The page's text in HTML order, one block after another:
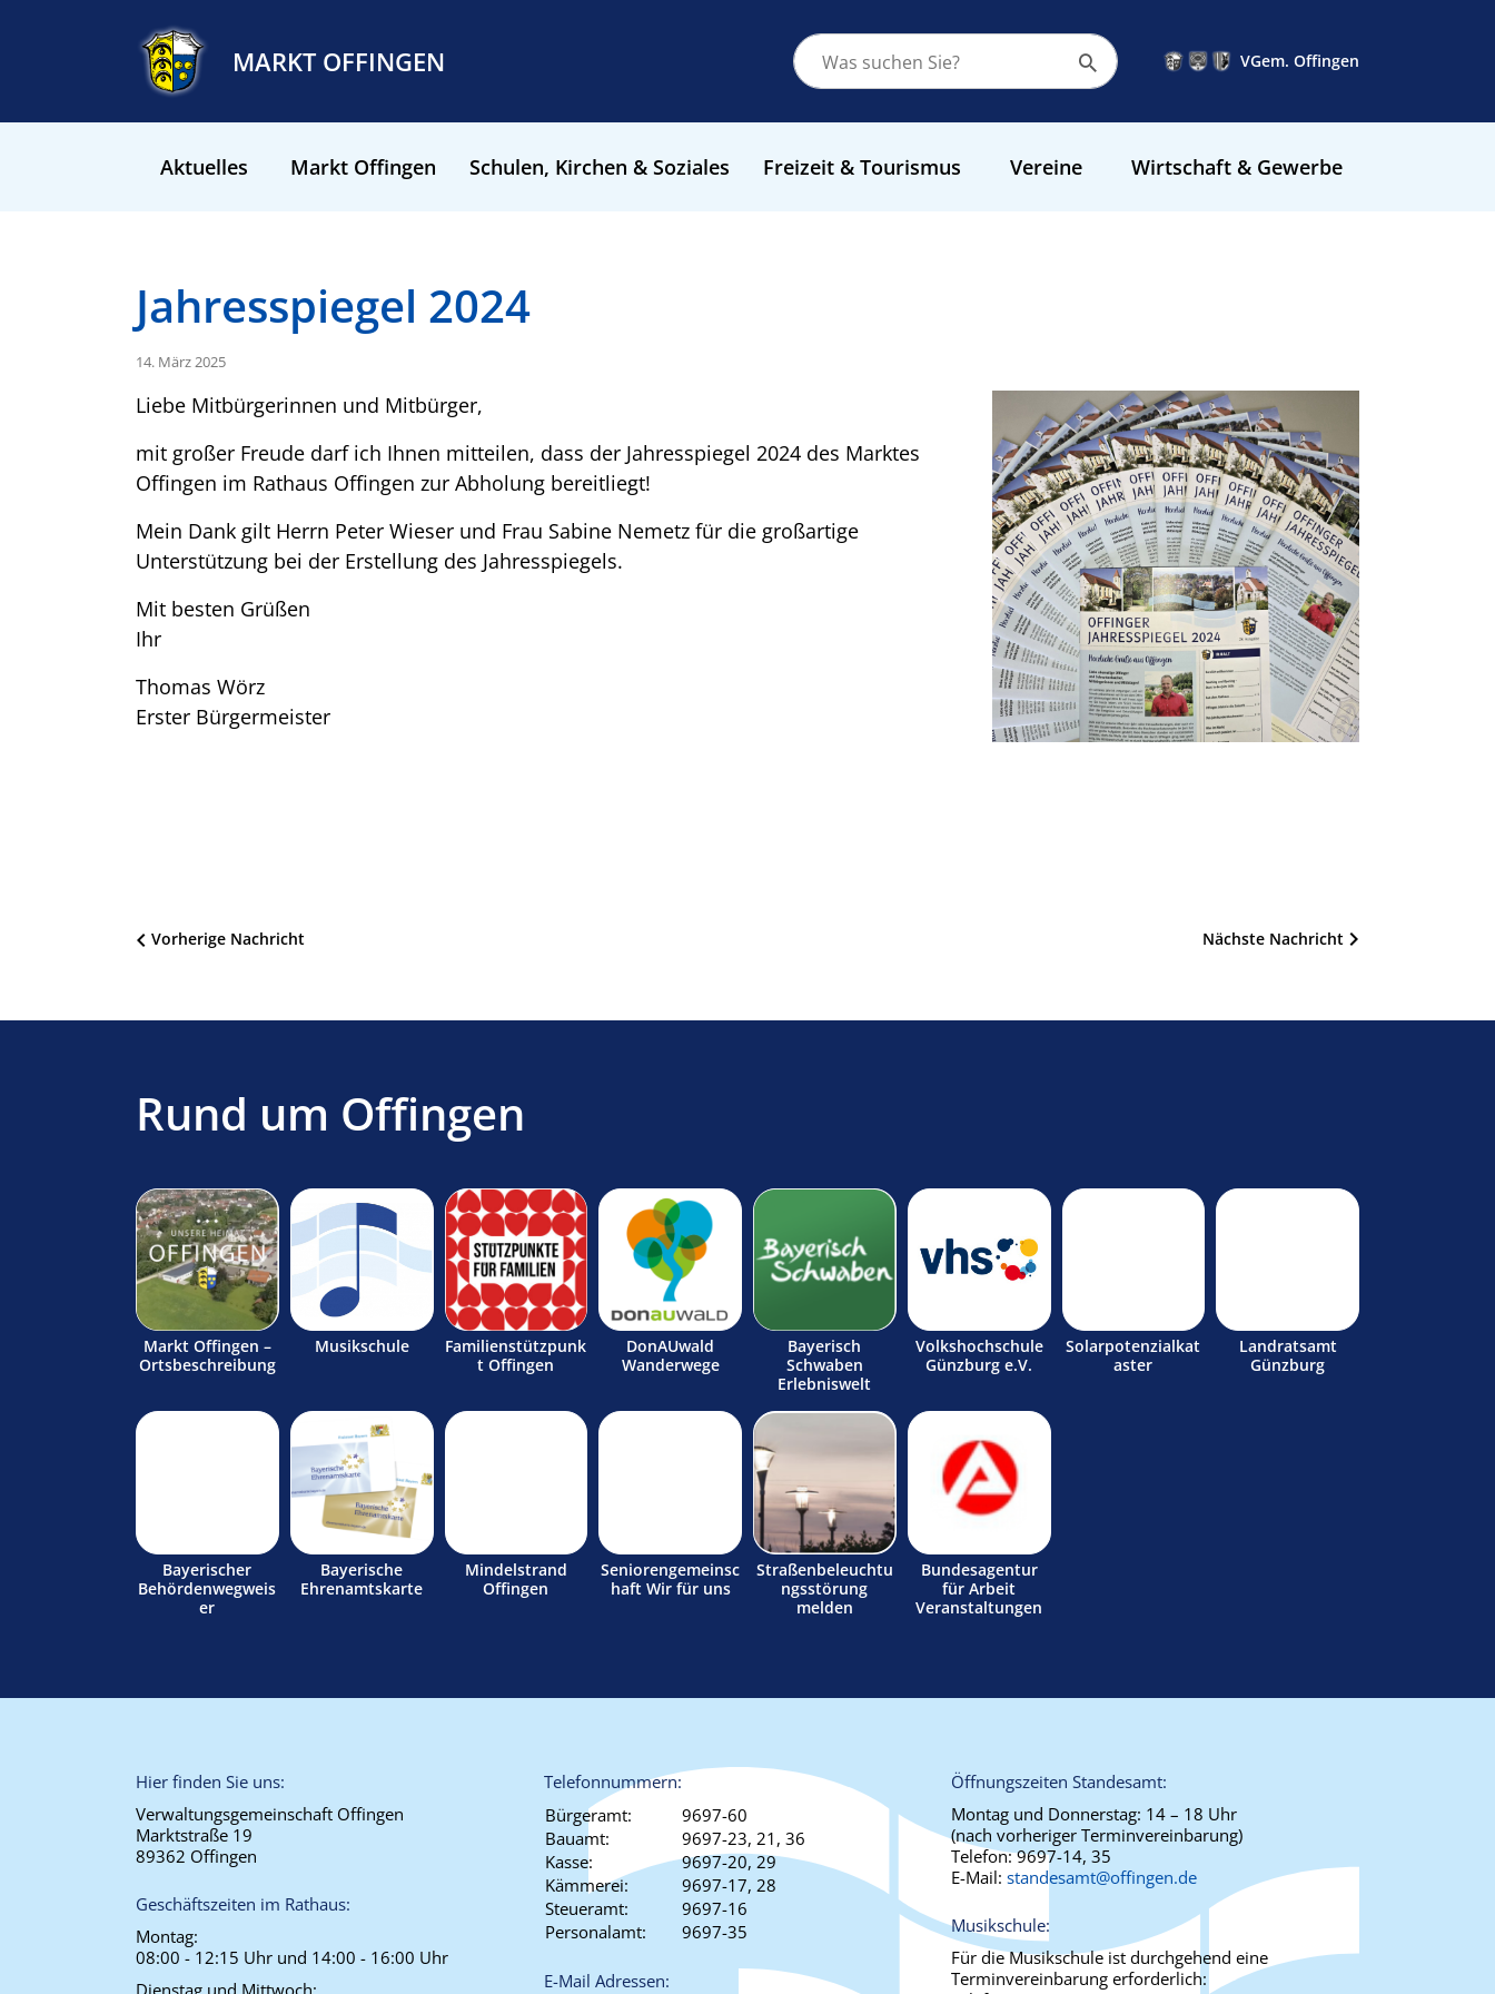
MARKT OFFINGEN VGem. Offingen
Aktuelles Markt Offingen Schulen, Kirchen & Soziales Freizeit & Tourismus Vereine Wirtschaft & Gewerbe
Jahresspiegel 2024
14. März 2025
Liebe Mitbürgerinnen und Mitbürger,
mit großer Freude darf ich Ihnen mitteilen, dass der Jahresspiegel 2024 des Marktes
Offingen im Rathaus Offingen zur Abholung bereitliegt!
Mein Dank gilt Herrn Peter Wieser und Frau Sabine Nemetz für die großartige
Unterstützung bei der Erstellung des Jahresspiegels.
Mit besten Grüßen
Ihr
Thomas Wörz
Erster Bürgermeister
Beitragsnavigation Nächste Nachricht
Vorherige Nachricht
Rund um Offingen
Markt Offingen –
Ortsbeschreibung
Musikschule
Familienstützpunk
t Offingen
DonAUwald
Wanderwege
Bayerisch
Schwaben
Erlebniswelt
Volkshochschule
Günzburg e.V.
Solarpotenzialkat
aster
Landratsamt
Günzburg
Bayerischer
Behördenwegweis
er
Bayerische
Ehrenamtskarte
Mindelstrand
Offingen
Seniorengemeinsc
haft Wir für uns
Straßenbeleuchtu
ngsstörung
melden
Bundesagentur
für Arbeit
Veranstaltungen
Hier finden Sie uns:
Verwaltungsgemeinschaft Offingen
Marktstraße 19
89362 Offingen
Geschäftszeiten im Rathaus:
Montag:
08:00 - 12:15 Uhr und 14:00 - 16:00 Uhr
Telefonnummern:
Bürgeramt:
9697-60
Bauamt:
9697-23, 21, 36
Kasse:
9697-20, 29
Kämmerei:
9697-17, 28
Steueramt:
9697-16
Personalamt:
9697-35
E-Mail Adressen:
Öffnungszeiten Standesamt:
Montag und Donnerstag: 14 – 18 Uhr
(nach vorheriger Terminvereinbarung)
Telefon:9697-14, 35
E-Mail:standesamt@offingen.de
Musikschule:
Für die Musikschule ist durchgehend eine
Terminvereinbarung erforderlich: